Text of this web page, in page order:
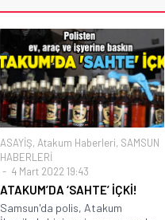
ASAYİŞ, Atakum Haberleri, SAMSUN
HABERLERİ
4 Mart 2022 19:43
ATAKUM’DA ‘SAHTE’ İÇKİ!
Samsun'da polis, Atakum